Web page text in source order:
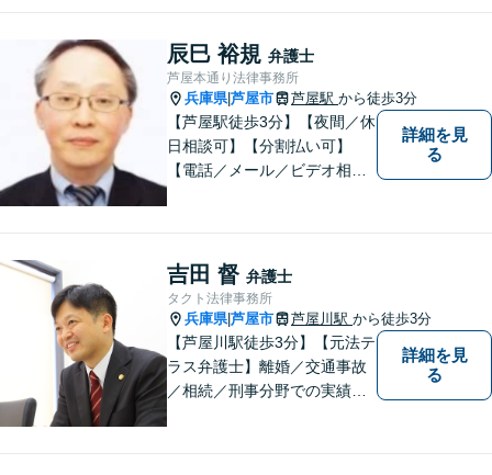
相談ください。適切な解決へ
の道をご提案し、共に並走い
たします。
辰巳 裕規 弁護士
芦屋本通り法律事務所
兵庫県|芦屋市 芦屋駅 から徒歩3分
【芦屋駅徒歩3分】【夜間／休
日相談可】【分割払い可】
【電話／メール／ビデオ相談
ます。 お困りの方は、お気軽
にご相談ください。
詳細を見
る
吉田 督 弁護士
タクト法律事務所
兵庫県|芦屋市 芦屋川駅 から徒歩3分
【芦屋川駅徒歩3分】【元法テ
ラス弁護士】離婚／交通事故
／相続／刑事分野での実績多
詳細を見
る